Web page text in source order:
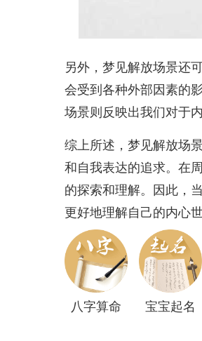
另外，梦见解放场景还
会受到各种外部因素的
场景则反映出我们对于
综上所述，梦见解放场
和自我表达的追求。在
的探索和理解。因此，
更好地理解自己的内心世
八字算命 宝宝起名